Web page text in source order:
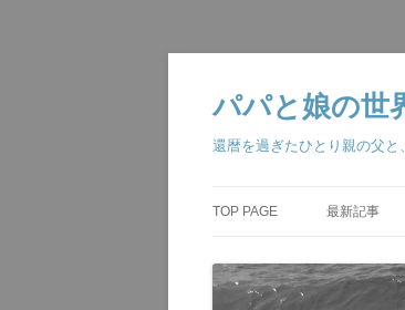
ン
ツ
へ
ス
パパと娘の世
還暦を過ぎたひとり親の父と
TOP PAGE 最新記事